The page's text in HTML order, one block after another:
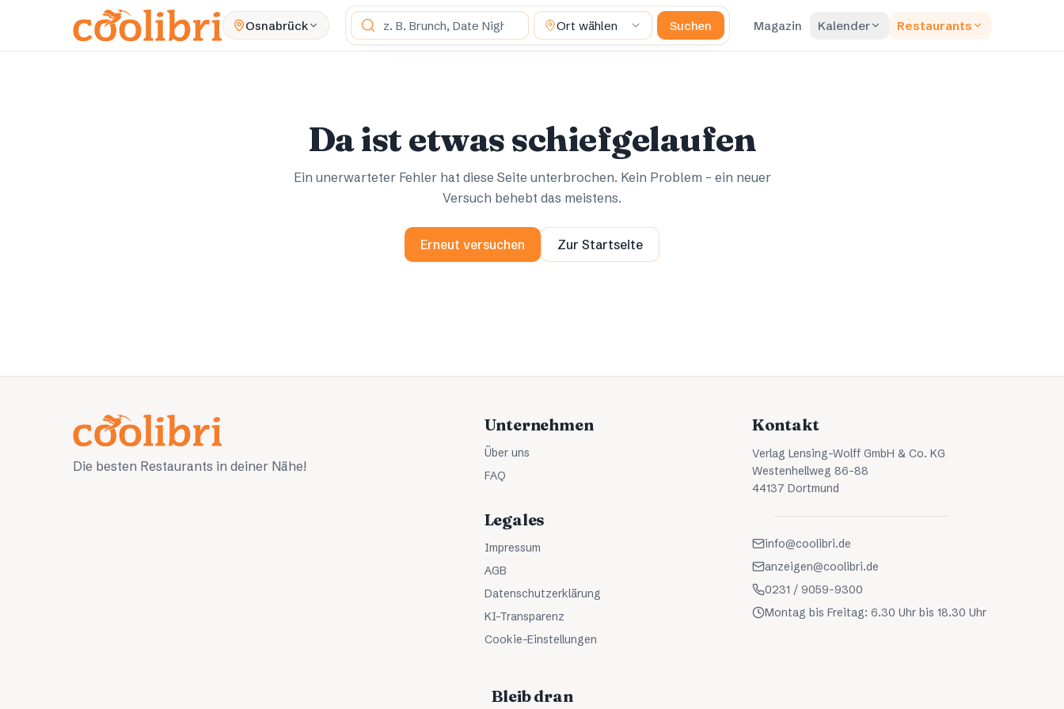
Zum Hauptinhalt springen
Osnabrück Was suchst du? Ort wählen Suchen Magazin Kalender Restaurants
Da ist etwas schiefgelaufen
Ein unerwarteter Fehler hat diese Seite unterbrochen. Kein Problem – ein neuer
Versuch behebt das meistens.
Erneut versuchen Zur Startseite
Die besten Restaurants in deiner Nähe!
Unternehmen
Über uns
FAQ
Legales
Impressum
AGB
Datenschutzerklärung
KI-Transparenz
Cookie-Einstellungen
Kontakt
Verlag Lensing-Wolff GmbH & Co. KG
Westenhellweg 86-88
44137 Dortmund
info@coolibri.de
anzeigen@coolibri.de
0231 / 9059-9300
Montag bis Freitag: 6.30 Uhr bis 18.30 Uhr
Bleib dran